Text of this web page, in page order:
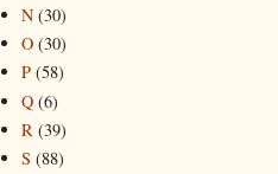
N (30)
O (30)
P (58)
Q (6)
R (39)
S (88)